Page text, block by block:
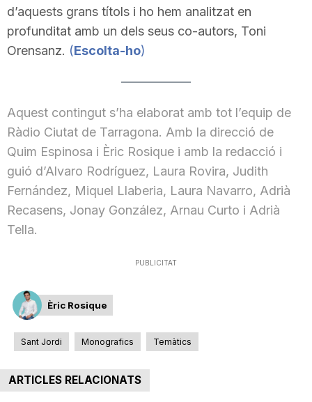
d’aquests grans títols i ho hem analitzat en
profunditat amb un dels seus co-autors, Toni
Orensanz. (Escolta-ho)
Aquest contingut s’ha elaborat amb tot l’equip de
Ràdio Ciutat de Tarragona. Amb la direcció de
Quim Espinosa i Èric Rosique i amb la redacció i
guió d’Alvaro Rodríguez, Laura Rovira, Judith
Fernández, Miquel Llaberia, Laura Navarro, Adrià
Recasens, Jonay González, Arnau Curto i Adrià
Tella.
PUBLICITAT
Èric Rosique
Sant Jordi Monografics Temàtics
ARTICLES RELACIONATS